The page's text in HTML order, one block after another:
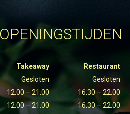
OPENINGSTIJDEN
Takeaway
Restaurant
Gesloten
Gesloten
12:00 – 21:00
16:30 – 22:00
12:00 – 21:00
16:30 – 22:00